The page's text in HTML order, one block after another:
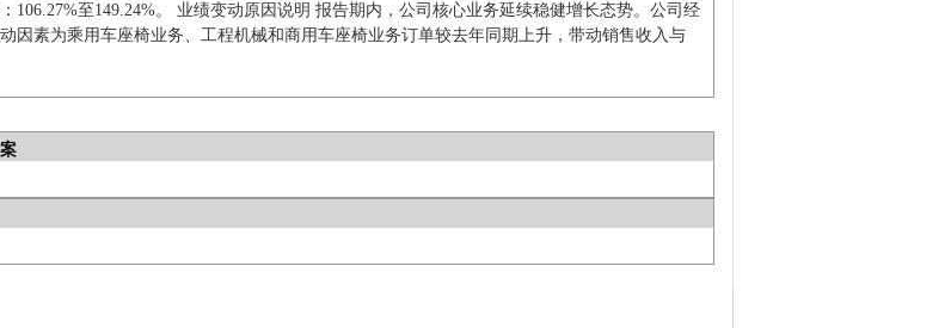
106.27%至149.24%。 业绩变动原因说明 报告期内，公司核心业务延续稳健增长态势。公司经
因素为乘用车座椅业务、工程机械和商用车座椅业务订单较去年同期上升，带动销售收入与